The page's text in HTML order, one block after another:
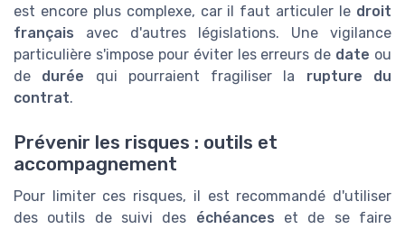
est encore plus complexe, car il faut articuler le droit
français avec d'autres législations. Une vigilance
particulière s'impose pour éviter les erreurs de date ou
de durée qui pourraient fragiliser la rupture du
contrat.
Prévenir les risques : outils et
accompagnement
Pour limiter ces risques, il est recommandé d'utiliser
des outils de suivi des échéances et de se faire